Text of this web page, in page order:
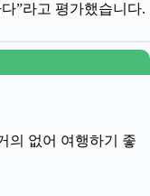
”라고 평가했습니다.
의 없어 여행하기 좋